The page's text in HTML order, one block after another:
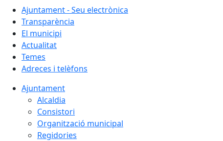
Ajuntament - Seu electrònica
Transparència
El municipi
Actualitat
Temes
Adreces i telèfons
Ajuntament
Alcaldia
Consistori
Organització municipal
Regidories